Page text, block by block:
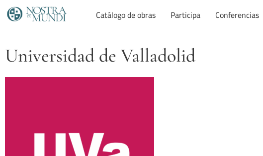
Catálogo de obras Participa Conferencias
Universidad de Valladolid